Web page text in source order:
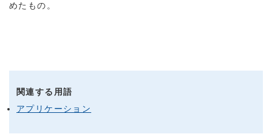
めたもの。
関連する用語
アプリケーション